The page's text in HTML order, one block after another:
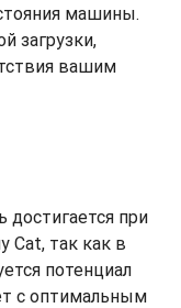
машины.
загрузки,
вашим
достигается при
Cat, так как в
потенциал
с оптимальным